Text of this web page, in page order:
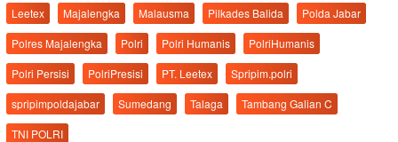
Leetex
Majalengka Malausma Pilkades Balida
Polda Jabar
Polres Majalengka
Polri Polri Humanis
PolriHumanis
Polri Persisi
PolriPresisi PT. Leetex
Spripim.polri
spripimpoldajabar
Sumedang Talaga
Tambang Galian C
TNI POLRI